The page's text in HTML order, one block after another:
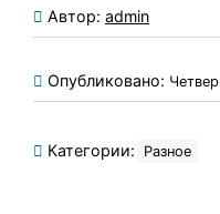
Автор: admin
Опубликовано:
Категории: Разное